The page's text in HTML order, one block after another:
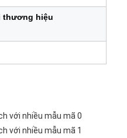
thương hiệu